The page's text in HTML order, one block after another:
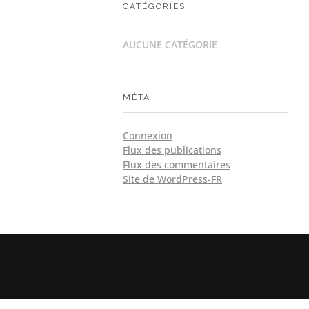
CATÉGORIES
AUCUNE CATÉGORIE
MÉTA
Connexion
Flux des publications
Flux des commentaires
Site de WordPress-FR